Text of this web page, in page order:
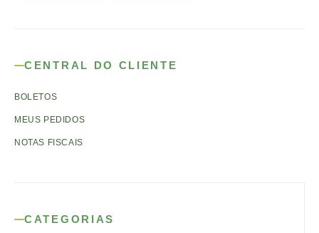
CENTRAL DO CLIENTE
BOLETOS
MEUS PEDIDOS
NOTAS FISCAIS
CATEGORIAS